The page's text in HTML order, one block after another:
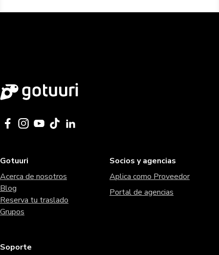
Gotuuri
Acerca de nosotros
Blog
Reserva tu traslado
Grupos
Socios y agencias
Aplica como Proveedor
Portal de agencias
Soporte